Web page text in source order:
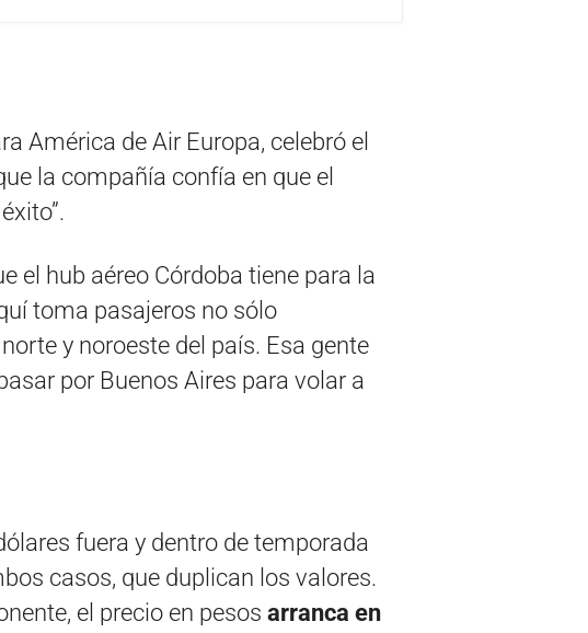
América de Air Europa, celebró el
la compañía confía en que el
el hub aéreo Córdoba tiene para la
toma pasajeros no sólo
y noroeste del país. Esa gente
por Buenos Aires para volar a
fuera y dentro de temporada
casos, que duplican los valores.
el precio en pesos arranca en